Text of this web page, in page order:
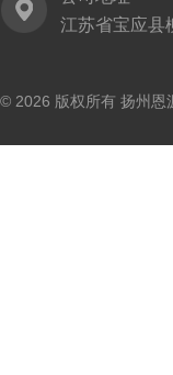
江苏省宝应县
© 2026 版权所有 扬州恩